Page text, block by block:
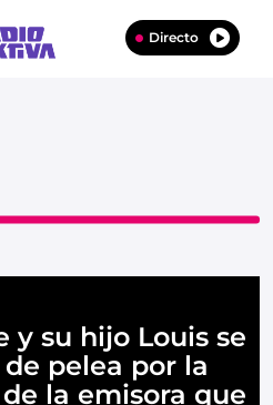
Directo
y su hijo Louis se
pelea por la
la emisora que